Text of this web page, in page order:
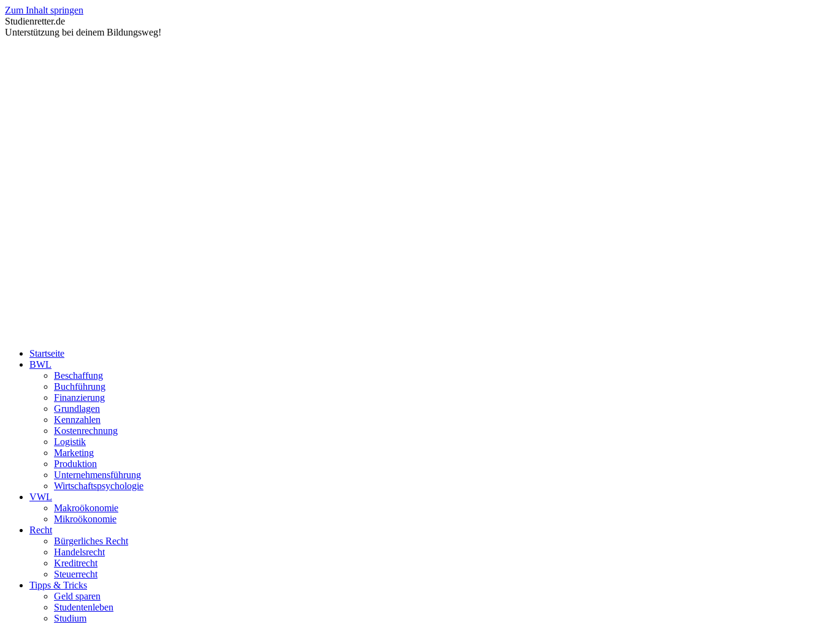
Zum Inhalt springen
Studienretter.de
Unterstützung bei deinem Bildungsweg!
Startseite
BWL
Beschaffung
Buchführung
Finanzierung
Grundlagen
Kennzahlen
Kostenrechnung
Logistik
Marketing
Produktion
Unternehmensführung
Wirtschaftspsychologie
VWL
Makroökonomie
Mikroökonomie
Recht
Bürgerliches Recht
Handelsrecht
Kreditrecht
Steuerrecht
Tipps & Tricks
Geld sparen
Studentenleben
Studium